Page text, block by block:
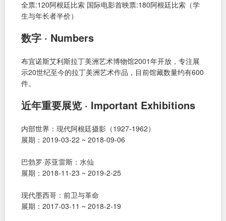
全票:120阿根廷比索 国际电影首映票:180阿根廷比索（学
生与年长者半价）
数字 · Numbers
布宜诺斯艾利斯拉丁美洲艺术博物馆2001年开放，专注展
示20世纪至今的拉丁美洲艺术作品，目前馆藏数量约有600
件。
近年重要展览 · Important Exhibitions
内部世界：现代阿根廷摄影（1927-1962）
展期：2019-03-22 ~ 2018-09-06
巴勃罗·苏亚雷斯：水仙
展期：2018-11-23 ~ 2019-2-25
现代墨西哥：前卫与革命
展期：2017-03-11 ~ 2018-2-19